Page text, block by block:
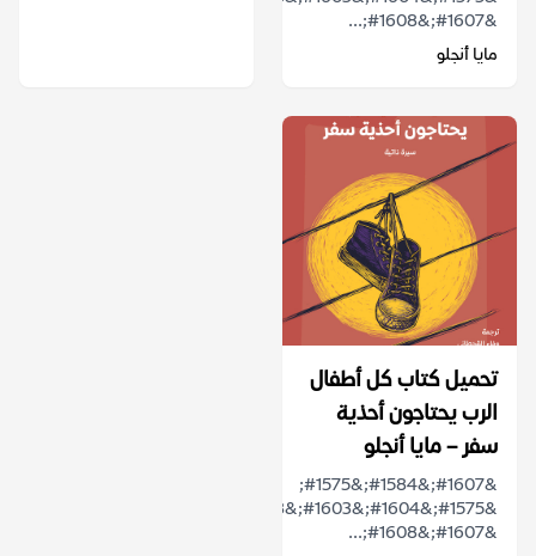
&#1607;&#1608;...
مايا أنجلو
تحميل كتاب كل أطفال
الرب يحتاجون أحذية
سفر – مايا أنجلو
&#1607;&#1584;&#1575;
&#1607;&#1608;...